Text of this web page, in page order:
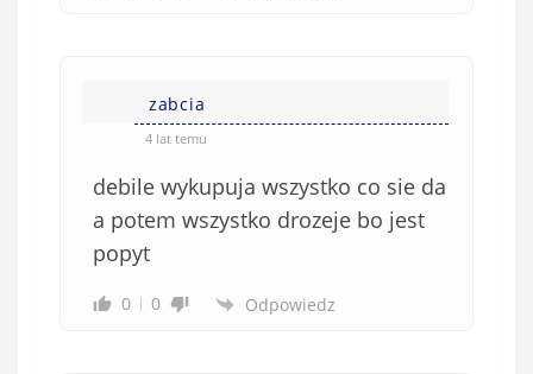
zabcia
4 lat temu
debile wykupuja wszystko co sie da
a potem wszystko drozeje bo jest
popyt
0 0 Odpowiedz